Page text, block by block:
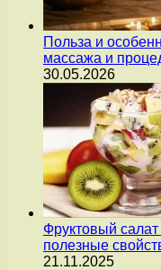
Польза и
массажа и
30.05.2026
Фруктовый
полезные
21.11.2025